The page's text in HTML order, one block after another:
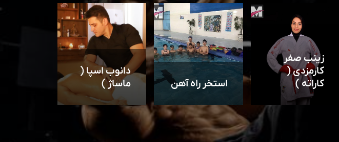
زینب صفر
کارمزدی (
کاراته )
استخر راه آهن
دانوب اسپا (
ماساژ )